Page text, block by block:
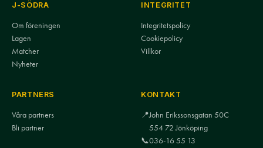
J-SÖDRA
Om föreningen
Lagen
Matcher
Nyheter
INTEGRITET
Integritetspolicy
Cookiepolicy
Villkor
PARTNERS
Våra partners
Bli partner
KONTAKT
📍John Erikssonsgatan 50C
554 72 Jönköping
📞036-16 55 13